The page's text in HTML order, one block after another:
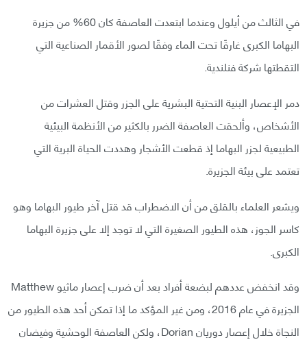
في الثالث من أيلول وعندما ابتعدت العاصفة كان 60% من جزيرة
البهاما الكبرى غارقًا تحت الماء وفقًا لصور الأقمار الصناعية التي
التقطتها شركة فنلندية.
دمر الإعصار البنية التحتية البشرية على الجزر وقتل العشرات من
الأشخاص، وألحقت العاصفة الضرر بالكثير من الأنظمة البيئية
الطبيعية لجزر البهاما إذ قطعت الأشجار وهددت الحياة البرية التي
تعتمد على بيئة الجزيرة.
ويشعر العلماء بالقلق من أن الاضطراب قد قتل آخر طيور البهاما وهو
كاسر الجوز، هذه الطيور الصغيرة التي لا توجد إلا على جزيرة البهاما
الكبرى.
وقد انخفض عددهم لبضعة أفراد بعد أن ضرب إعصار ماثيو Matthew
الجزيرة في عام 2016، ومن غير المؤكد ما إذا تمكن أحد هذه الطيور من
النجاة خلال إعصار دوريان Dorian، ولكن العاصفة الوحشية وفيضان